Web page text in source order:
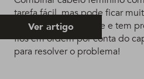
tarefa fácil, mas pode ficar
anda de moto ou bike e tem
fios em ordem por conta do
para resolver o problema!
Ver artigo